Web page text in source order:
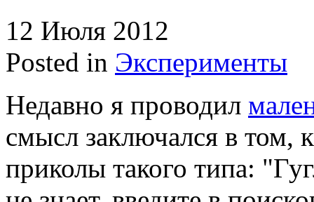
12 Июля 2012
Posted in Эксперименты
Недавно я проводил
смысл заключался в том,
приколы такого типа: